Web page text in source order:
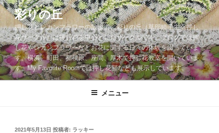
コ
ン
テ
ン
ツ
へ
ス
彩りの丘
押し花とレカンフラワーの散歩道。彩りの丘（草部睦子主宰押し
花サークル）は押し花を中心としたサークルです。ブログでは押
し花やレカンフラワーなどお花に関する日々の体験を綴っていま
す。横浜、町田、相模原、座間、厚木で押し花教室を開いていま
す。My Favorite Roomでは押し花額なども展示しています。
メニュー
投
2021年5月13日 投稿者: ラッキー